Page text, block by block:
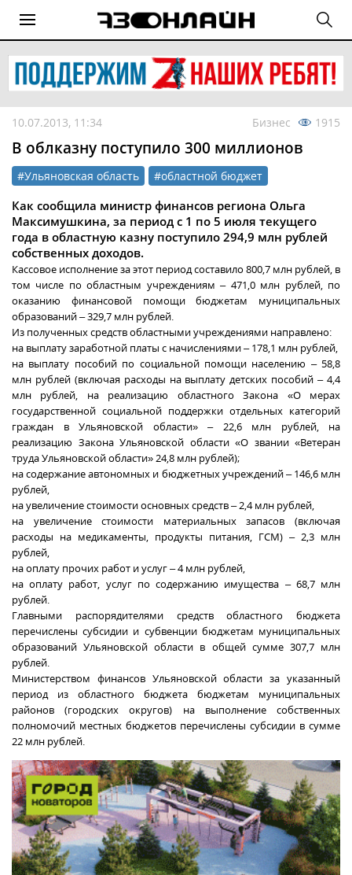
10.07.2013, 11:34 Бизнес 1915
В облказну поступило 300 миллионов
#Ульяновская область #областной бюджет
Как сообщила министр финансов региона Ольга
Максимушкина, за период с 1 по 5 июля текущего
года в областную казну поступило 294,9 млн рублей
собственных доходов.
Кассовое исполнение за этот период составило 800,7 млн рублей, в
том числе по областным учреждениям – 471,0 млн рублей, по
оказанию финансовой помощи бюджетам муниципальных
образований – 329,7 млн рублей.
Из полученных средств областными учреждениями направлено:
на выплату заработной платы с начислениями – 178,1 млн рублей,
на выплату пособий по социальной помощи населению – 58,8
млн рублей (включая расходы на выплату детских пособий – 4,4
млн рублей, на реализацию областного Закона «О мерах
государственной социальной поддержки отдельных категорий
граждан в Ульяновской области» – 22,6 млн рублей, на
реализацию Закона Ульяновской области «О звании «Ветеран
труда Ульяновской области» 24,8 млн рублей);
на содержание автономных и бюджетных учреждений – 146,6 млн
рублей,
на увеличение стоимости основных средств – 2,4 млн рублей,
на увеличение стоимости материальных запасов (включая
расходы на медикаменты, продукты питания, ГСМ) – 2,3 млн
рублей,
на оплату прочих работ и услуг – 4 млн рублей,
на оплату работ, услуг по содержанию имущества – 68,7 млн
рублей.
Главными распорядителями средств областного бюджета
перечислены субсидии и субвенции бюджетам муниципальных
образований Ульяновской области в общей сумме 307,7 млн
рублей.
Министерством финансов Ульяновской области за указанный
период из областного бюджета бюджетам муниципальных
районов (городских округов) на выполнение собственных
полномочий местных бюджетов перечислены субсидии в сумме
22 млн рублей.